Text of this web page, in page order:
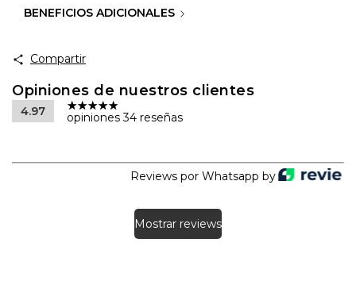
BENEFICIOS ADICIONALES
Compartir
Opiniones de nuestros clientes
4.97 opiniones 34 reseñas
Reviews por Whatsapp by
Mostrar reviews